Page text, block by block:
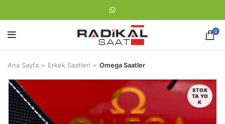
0
Ana Sayfa Erkek Saatleri Omega Saatler
STOK
TA YO
K